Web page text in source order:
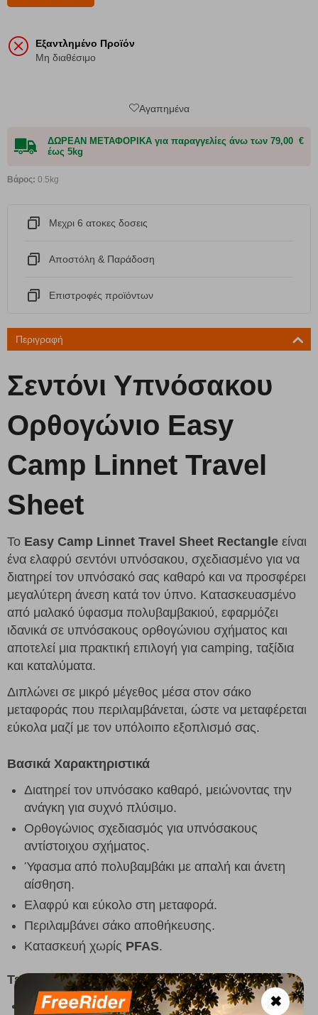
Εξαντλημένο Προϊόν
Μη διαθέσιμο
Αγαπημένα
ΔΩΡΕΑΝ ΜΕΤΑΦΟΡΙΚΑ για παραγγελίες άνω των 79,00 €
έως 5kg
Βάρος: 0.5kg
Μεχρι 6 ατοκες δοσεις
Αποστόλη & Παράδοση
Eπιστροφές προϊόντων
Περιγραφή
Σεντόνι Υπνόσακου
Ορθογώνιο Easy
Camp Linnet Travel
Sheet
Το Easy Camp Linnet Travel Sheet Rectangle είναι
ένα ελαφρύ σεντόνι υπνόσακου, σχεδιασμένο για να
διατηρεί τον υπνόσακό σας καθαρό και να προσφέρει
μεγαλύτερη άνεση κατά τον ύπνο. Κατασκευασμένο
από μαλακό ύφασμα πολυβαμβακιού, εφαρμόζει
ιδανικά σε υπνόσακους ορθογώνιου σχήματος και
αποτελεί μια πρακτική επιλογή για camping, ταξίδια
και καταλύματα.
Διπλώνει σε μικρό μέγεθος μέσα στον σάκο
μεταφοράς που περιλαμβάνεται, ώστε να μεταφέρεται
εύκολα μαζί με τον υπόλοιπο εξοπλισμό σας.
Βασικά Χαρακτηριστικά
Διατηρεί τον υπνόσακο καθαρό, μειώνοντας την
ανάγκη για συχνό πλύσιμο.
Ορθογώνιος σχεδιασμός για υπνόσακους
αντίστοιχου σχήματος.
Ύφασμα από πολυβαμβάκι με απαλή και άνετη
αίσθηση.
Ελαφρύ και εύκολο στη μεταφορά.
Περιλαμβάνει σάκο αποθήκευσης.
Κατασκευή χωρίς PFAS.
Τεχνικά Χαρακτηριστικά
Κωδικός προϊόντος:240222
✖